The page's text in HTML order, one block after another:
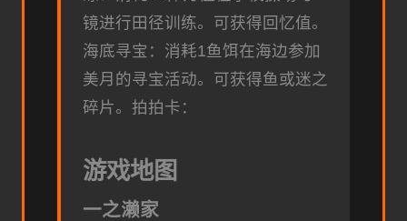
镜进行田径训练。可获得回忆值。
海底寻宝：消耗1鱼饵在海边参加
美月的寻宝活动。可获得鱼或迷之
碎片。 拍拍卡：
游戏地图
一之濑家